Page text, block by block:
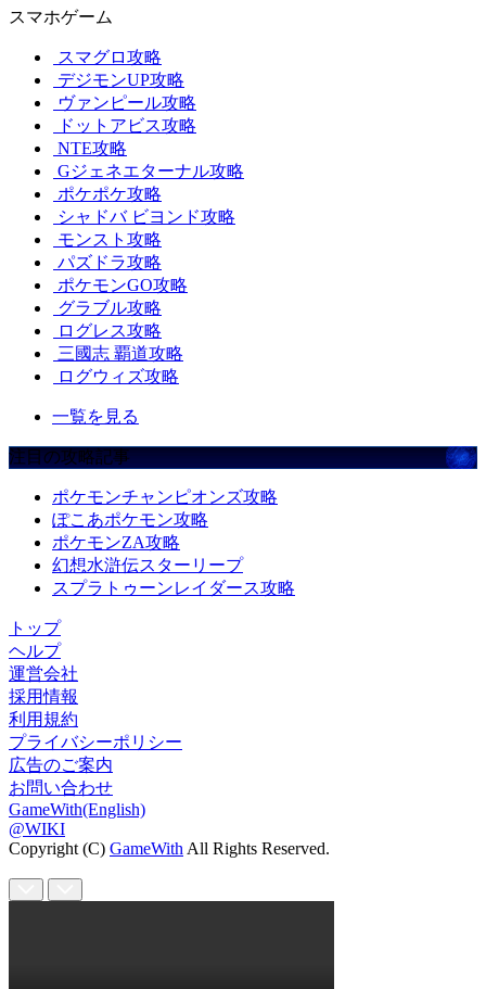
スマホゲーム
スマグロ攻略
デジモンUP攻略
ヴァンピール攻略
ドットアビス攻略
NTE攻略
Gジェネエターナル攻略
ポケポケ攻略
シャドバ ビヨンド攻略
モンスト攻略
パズドラ攻略
ポケモンGO攻略
グラブル攻略
ログレス攻略
三國志 覇道攻略
ログウィズ攻略
一覧を見る
注目の攻略記事
ポケモンチャンピオンズ攻略
ぽこあポケモン攻略
ポケモンZA攻略
幻想水滸伝スターリープ
スプラトゥーンレイダース攻略
トップ
ヘルプ
運営会社
採用情報
利用規約
プライバシーポリシー
広告のご案内
お問い合わせ
GameWith(English)
@WIKI
Copyright (C) GameWith All Rights Reserved.